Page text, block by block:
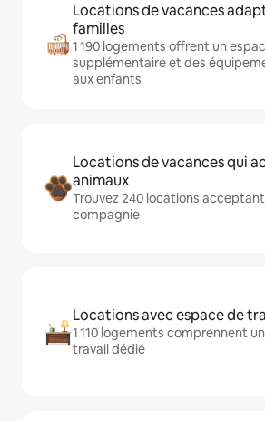
Locations de vacances
familles
1 190 logements offrent un
supplémentaire et des
aux enfants
Locations de vacances qui
animaux
Trouvez 240 locations
compagnie
Locations avec espace de
1 110 logements comprennent
travail dédié